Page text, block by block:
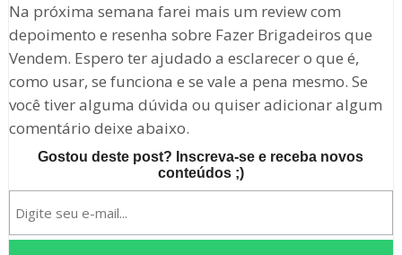
Na próxima semana farei mais um review com
depoimento e resenha sobre Fazer Brigadeiros que
Vendem. Espero ter ajudado a esclarecer o que é,
como usar, se funciona e se vale a pena mesmo. Se
você tiver alguma dúvida ou quiser adicionar algum
comentário deixe abaixo.
Gostou deste post? Inscreva-se e receba novos
conteúdos ;)